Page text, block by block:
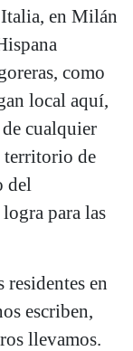
en Milán
como
local aquí,
cualquier
territorio de
del
para las
en
escriben,
llevamos.